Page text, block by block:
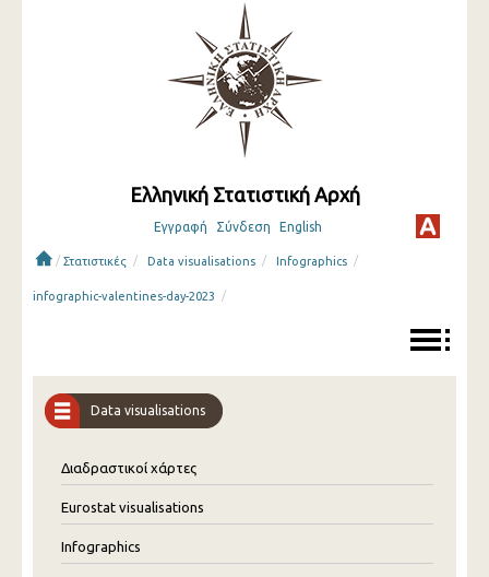
Ελληνική Στατιστική Αρχή
Εγγραφή Σύνδεση English
/ Στατιστικές / Data visualisations / Infographics /
infographic-valentines-day-2023 /
Data visualisations
Διαδραστικοί χάρτες
Eurostat visualisations
Infographics